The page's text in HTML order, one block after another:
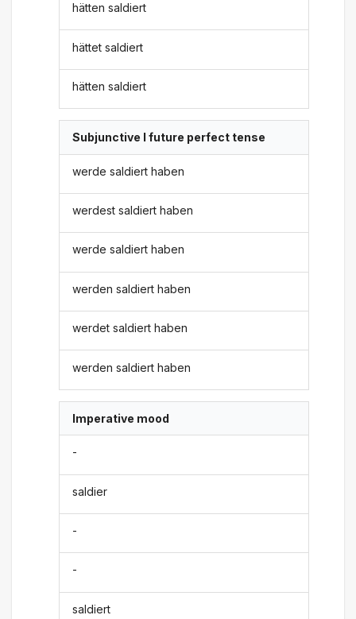
hätten saldiert
hättet saldiert
hätten saldiert
Subjunctive I future perfect tense
werde saldiert haben
werdest saldiert haben
werde saldiert haben
werden saldiert haben
werdet saldiert haben
werden saldiert haben
Imperative mood
-
saldier
-
-
saldiert